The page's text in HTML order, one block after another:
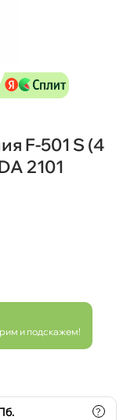
F-501 S (4
2101
и подскажем!
?